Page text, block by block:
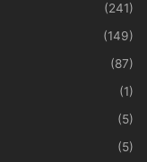
(241)
(149)
(87)
(1)
(5)
(5)